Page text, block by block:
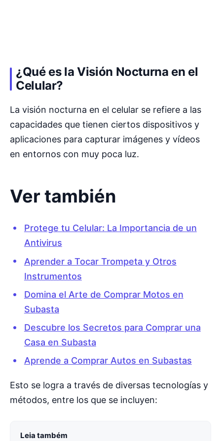
¿Qué es la Visión Nocturna en el
Celular?
La visión nocturna en el celular se refiere a las
capacidades que tienen ciertos dispositivos y
aplicaciones para capturar imágenes y vídeos
en entornos con muy poca luz.
Ver también
Protege tu Celular: La Importancia de un
Antivirus
Aprender a Tocar Trompeta y Otros
Instrumentos
Domina el Arte de Comprar Motos en
Subasta
Descubre los Secretos para Comprar una
Casa en Subasta
Aprende a Comprar Autos en Subastas
Esto se logra a través de diversas tecnologías y
métodos, entre los que se incluyen:
Leia também